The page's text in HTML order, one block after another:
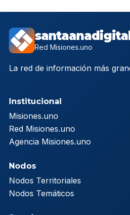
Red Misiones.uno
La red de información más
Institucional
Misiones.uno
Red Misiones.uno
Agencia Misiones.uno
Nodos
Nodos Territoriales
Nodos Temáticos